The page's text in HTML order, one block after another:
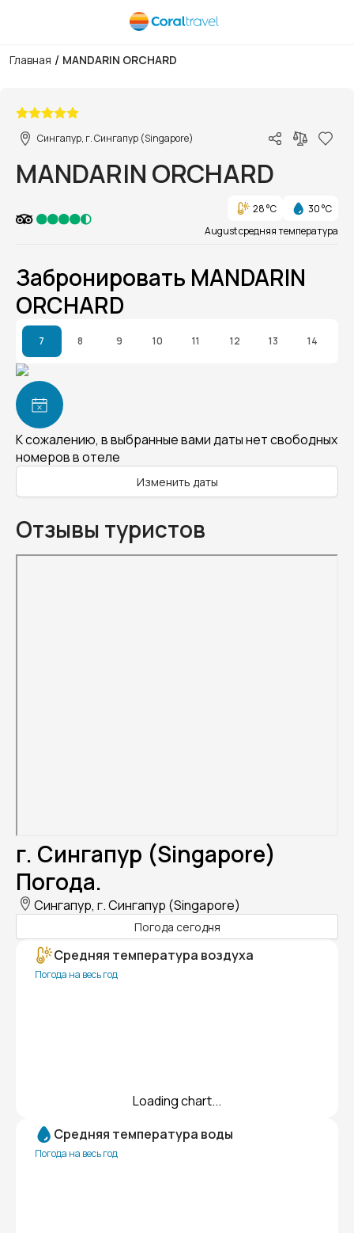
Главная / MANDARIN ORCHARD
Сингапур, г. Сингапур (Singapore)
MANDARIN ORCHARD
28 °C
30 °C
August средняя температура
Забронировать MANDARIN
ORCHARD
7 8 9 10 11 12 13 14
К сожалению, в выбранные вами даты нет свободных
номеров в отеле
Изменить даты
Отзывы туристов
г. Сингапур (Singapore)
Погода.
Сингапур, г. Сингапур (Singapore)
Погода сегодня
Средняя температура воздуха
Погода на весь год
Loading chart...
Средняя температура воды
Погода на весь год